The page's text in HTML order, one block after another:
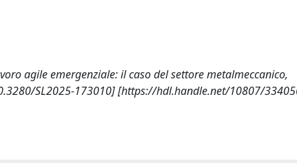
agile emergenziale: il caso del settore metalmeccanico,
SL2025-173010] [https://hdl.handle.net/10807/